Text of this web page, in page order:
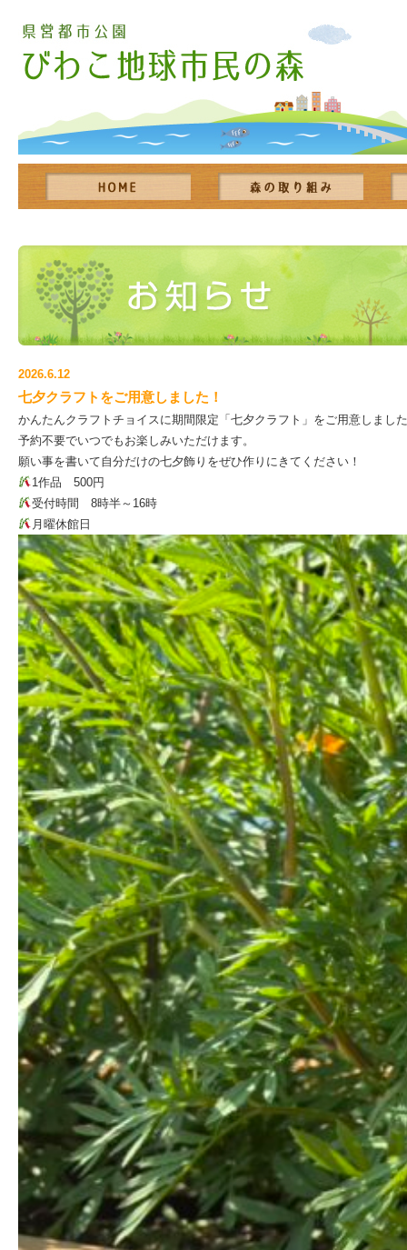
2026.6.12
七夕クラフトをご用意しました！
かんたんクラフトチョイスに期間限定「七夕クラフト」をご用意しました
予約不要でいつでもお楽しみいただけます。
願い事を書いて自分だけの七夕飾りをぜひ作りにきてください！
1作品 500円
受付時間 8時半～16時
月曜休館日